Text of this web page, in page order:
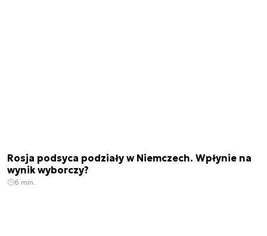
Rosja podsyca podziały w Niemczech. Wpłynie na
wynik wyborczy?
6 min.